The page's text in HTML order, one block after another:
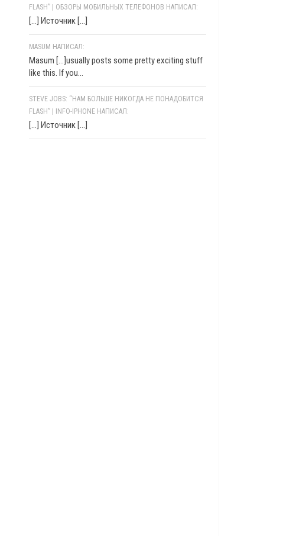
FLASH” | ОБЗОРЫ МОБИЛЬНЫХ ТЕЛЕФОНОВ НАПИСАЛ:
[…] Источник […]
MASUM НАПИСАЛ:
Masum [...]usually posts some pretty exciting stuff
like this. If you...
STEVE JOBS: “НАМ БОЛЬШЕ НИКОГДА НЕ ПОНАДОБИТСЯ
FLASH” | INFO-IPHONE НАПИСАЛ:
[…] Источник […]